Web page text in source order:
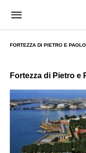
FORTEZZA DI PIETRO E PAOLO
Fortezza di Pietro e